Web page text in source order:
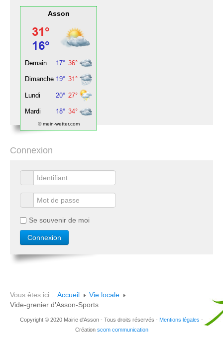
Asson
© mein-wetter.com
Connexion
Se souvenir de moi
Vous êtes ici : Accueil
Vie locale
Vide-grenier d'Asson-Sports
Copyright © 2020 Mairie d'Asson - Tous droits réservés - Mentions légales -
Création scom communication